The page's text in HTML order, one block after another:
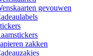
gevouwen
zakken